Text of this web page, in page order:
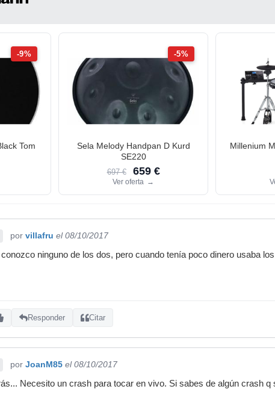
-9%
Tom
-5%
Sela Melody Handpan D Kurd
SE220
697 € 659 €
Ver oferta →
Millenium
por villafru el 08/10/2017
conozco ninguno de los dos, pero cuando tenía poco dinero usaba
Responder Citar
por JoanM85 el 08/10/2017
Necesito un crash para tocar en vivo. Si sabes de algún crash q